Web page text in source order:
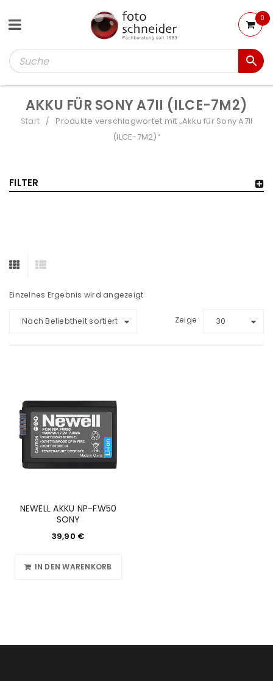
0
AKKU FÜR SONY A7II (ILCE-7M2)
Start /
Produkte verschlagwortet mit „Akku für Sony A7II
(ILCE-7M2)“
FILTER
Einzelnes Ergebnis wird angezeigt
Nach Beliebtheit sortiert Zeige 30
NEWELL AKKU NP-FW50
SONY
39,90 €
IN DEN WARENKORB